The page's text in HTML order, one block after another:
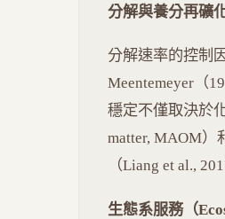
分解與養分再礦
分解速率的控制
Meentemeyer（
穩定不僅取決於
matter, MAOM
（Liang et al.,
生態系服務（